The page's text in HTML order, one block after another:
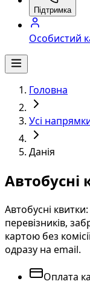
Підтримка
Особистий
Головна
Усі
Данія
Автобусні
Автобусні
перевізників,
картою без
одразу на email.
Оплата